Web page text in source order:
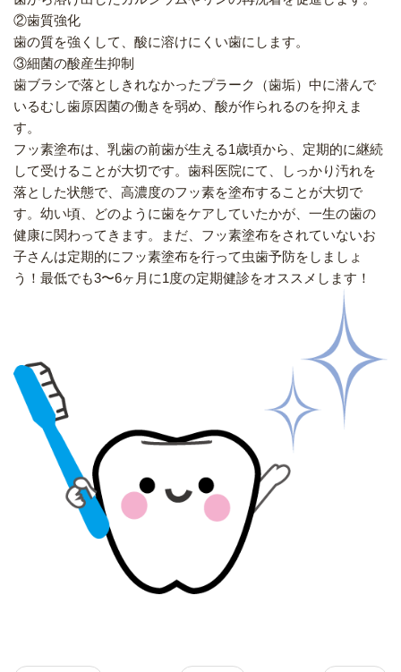
②歯質強化
歯の質を強くして、酸に溶けにくい歯にします。
③細菌の酸産生抑制
歯ブラシで落としきれなかったプラーク（歯垢）中に潜んで
いるむし歯原因菌の働きを弱め、酸が作られるのを抑えま
す。
フッ素塗布は、乳歯の前歯が生える1歳頃から、定期的に継続
して受けることが大切です。歯科医院にて、しっかり汚れを
落とした状態で、高濃度のフッ素を塗布することが大切で
す。幼い頃、どのように歯をケアしていたかが、一生の歯の
健康に関わってきます。まだ、フッ素塗布をされていないお
子さんは定期的にフッ素塗布を行って虫歯予防をしましょ
う！最低でも3〜6ヶ月に1度の定期健診をオススメします！